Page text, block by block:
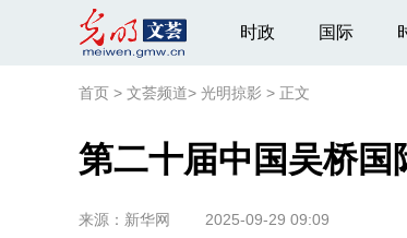
时政 国际
首页 > 文荟频道> 光明掠影 > 正文
第二十届中国吴桥国
来源： 新华网 2025-09-29 09:09